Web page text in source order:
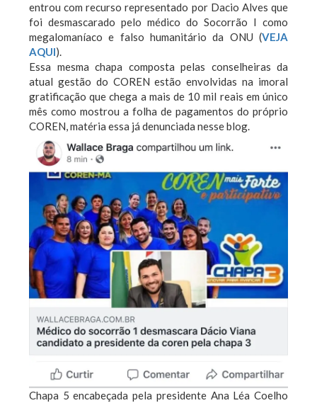
entrou com recurso representado por Dacio Alves que
foi desmascarado pelo médico do Socorrão I como
megalomaníaco e falso humanitário da ONU (VEJA
AQUI).
Essa mesma chapa composta pelas conselheiras da
atual gestão do COREN estão envolvidas na imoral
gratificação que chega a mais de 10 mil reais em único
mês como mostrou a folha de pagamentos do próprio
COREN, matéria essa já denunciada nesse blog.
Chapa 5 encabeçada pela presidente Ana Léa Coelho